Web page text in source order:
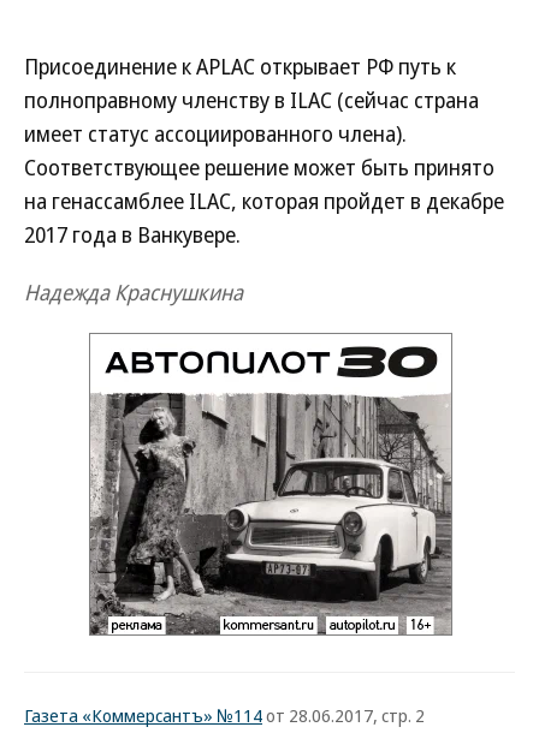
Присоединение к APLAC открывает РФ путь к
полноправному членству в ILAC (сейчас страна
имеет статус ассоциированного члена).
Соответствующее решение может быть принято
на генассамблее ILAC, которая пройдет в декабре
2017 года в Ванкувере.
Надежда Краснушкина
Газета «Коммерсантъ» №114от 28.06.2017, стр. 2